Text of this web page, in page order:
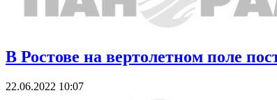
В Ростове на вертолетном поле
22.06.2022 10:07